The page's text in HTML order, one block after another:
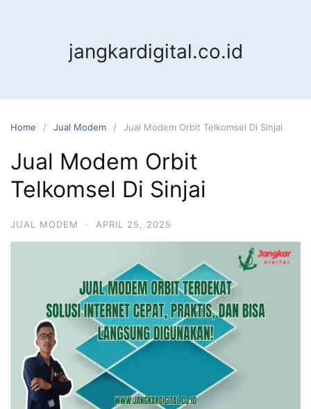
jangkardigital.co.id
Home Jual Modem Jual Modem Orbit Telkomsel Di Sinjai
Jual Modem Orbit
Telkomsel Di Sinjai
JUAL MODEM · APRIL 25, 2025